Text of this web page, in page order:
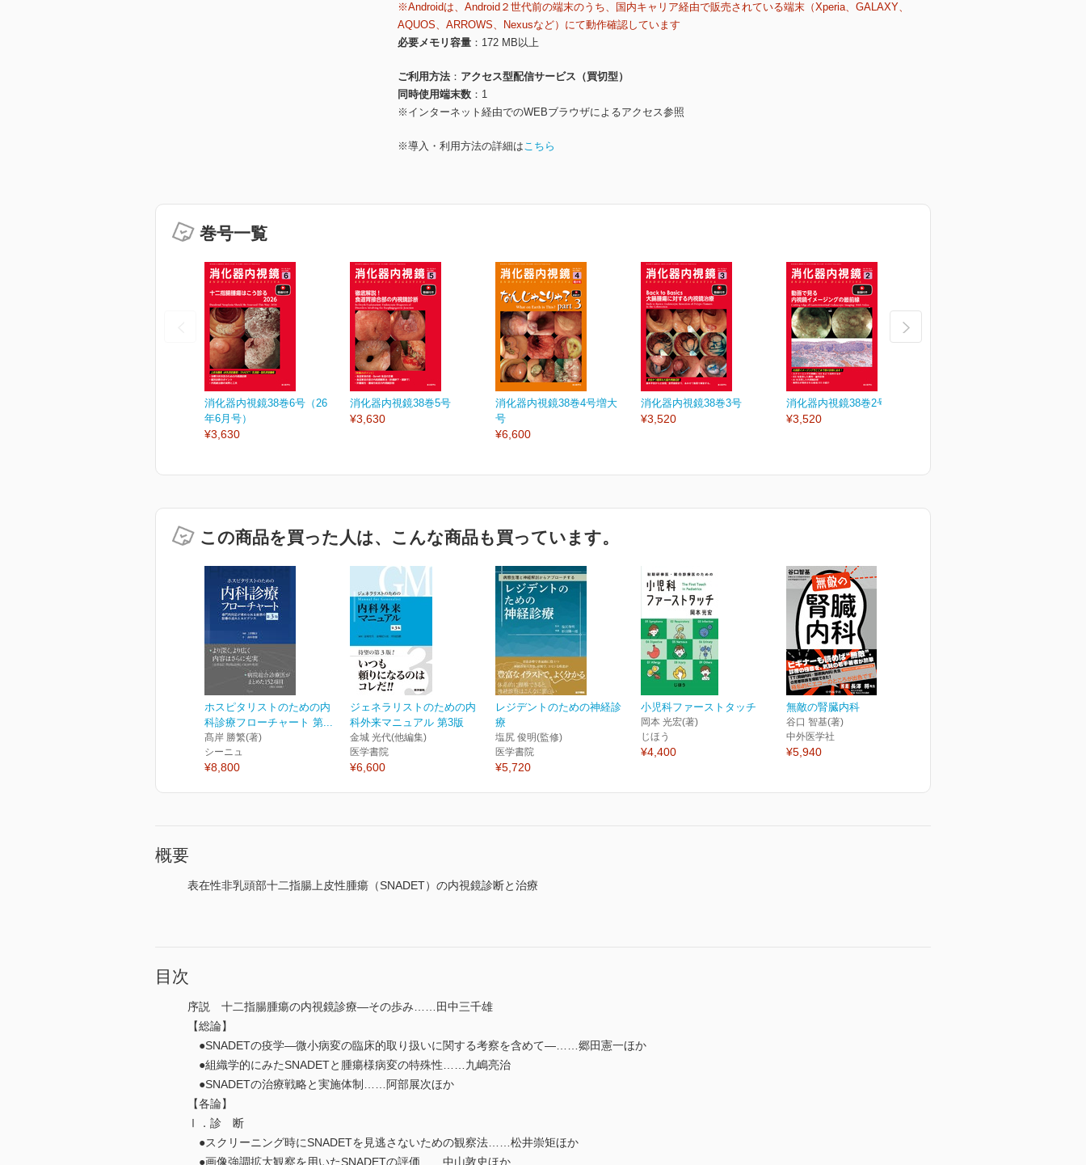
※Androidは、Android２世代前の端末のうち、国内キャリア経由で販売されている端末（Xperia、GALAXY、
AQUOS、ARROWS、Nexusなど）にて動作確認しています
必要メモリ容量
172 MB以上
ご利用方法
アクセス型配信サービス（買切型）
同時使用端末数
1
※インターネット経由でのWEBブラウザによるアクセス参照
※導入・利用方法の詳細はこちら
巻号一覧
消化器内視鏡38巻6号（26
年6月号）
¥3,630
消化器内視鏡38巻5号
¥3,630
消化器内視鏡38巻4号増大
号
¥6,600
消化器内視鏡38巻3号
¥3,520
消化器内視鏡38巻2号
¥3,520
この商品を買った人は、こんな商品も買っています。
ホスピタリストのための内
科診療フローチャート 第...
髙岸 勝繁(著)
シーニュ
¥8,800
ジェネラリストのための内
科外来マニュアル 第3版
金城 光代(他編集)
医学書院
¥6,600
レジデントのための神経診
療
塩尻 俊明(監修)
医学書院
¥5,720
小児科ファーストタッチ
岡本 光宏(著)
じほう
¥4,400
無敵の腎臓内科
谷口 智基(著)
中外医学社
¥5,940
概要
表在性非乳頭部十二指腸上皮性腫瘍（SNADET）の内視鏡診断と治療
目次
序説 十二指腸腫瘍の内視鏡診療―その歩み……田中三千雄
【総論】
●SNADETの疫学―微小病変の臨床的取り扱いに関する考察を含めて―……郷田憲一ほか
●組織学的にみたSNADETと腫瘍様病変の特殊性……九嶋亮治
●SNADETの治療戦略と実施体制……阿部展次ほか
【各論】
Ⅰ．診 断
●スクリーニング時にSNADETを見逃さないための観察法……松井崇矩ほか
●画像強調拡大観察を用いたSNADETの評価……中山敦史ほか